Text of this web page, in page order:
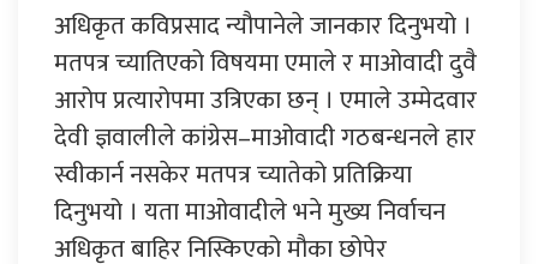
अधिकृत कविप्रसाद न्यौपानेले जानकार दिनुभयो ।
मतपत्र च्यातिएको विषयमा एमाले र माओवादी दुवै
आरोप प्रत्यारोपमा उत्रिएका छन् । एमाले उम्मेदवार
देवी ज्ञवालीले कांग्रेस–माओवादी गठबन्धनले हार
स्वीकार्न नसकेर मतपत्र च्यातेको प्रतिक्रिया
दिनुभयो । यता माओवादीले भने मुख्य निर्वाचन
अधिकृत बाहिर निस्किएको मौका छोपेर